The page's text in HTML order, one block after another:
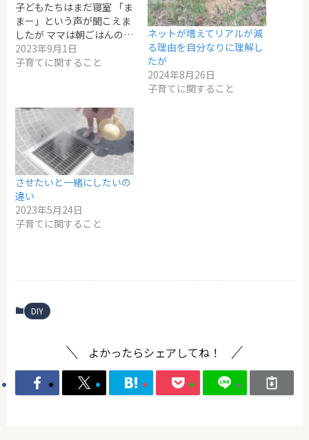
子どもたちはまだ寝室 「ま
まー」という声が聞こえま
したが ママは朝ごはんの…
2023年9月1日
子育てに関すること
ネットが増えてリアルが減
る理由を自分なりに理解し
たが
2024年8月26日
子育てに関すること
させたいと一緒にしたいの
違い
2023年5月24日
子育てに関すること
DIY
よかったらシェアしてね！